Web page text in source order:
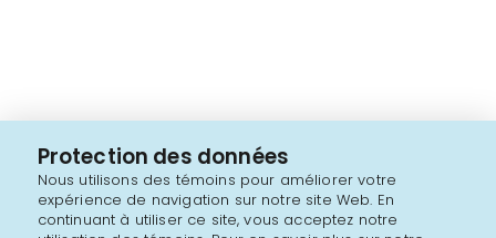
Protection des données
Nous utilisons des témoins pour améliorer votre
expérience de navigation sur notre site Web. En
continuant à utiliser ce site, vous acceptez notre